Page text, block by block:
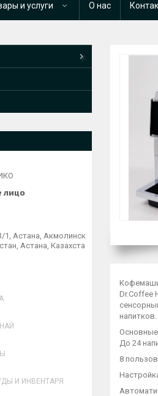
и услуги О нас
Dr.Coffee
напитков.
До 24
8
1, Астана, Акмолинск
Астана, Казахста
И ИНВЕНТАРЯ